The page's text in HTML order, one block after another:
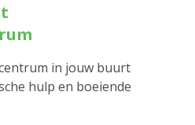
in jouw buurt
hulp en boeiende